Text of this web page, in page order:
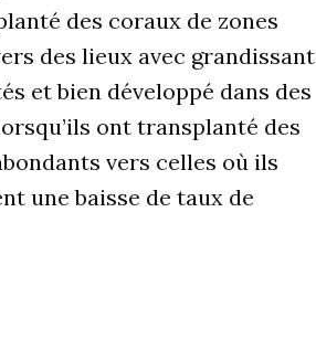
des coraux de zones
des lieux avec grandissant
et bien développé dans des
ont transplanté des
vers celles où ils
une baisse de taux de